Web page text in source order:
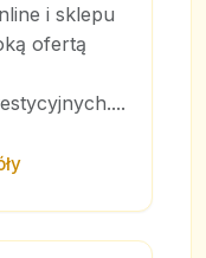
i sklepu
ofertą